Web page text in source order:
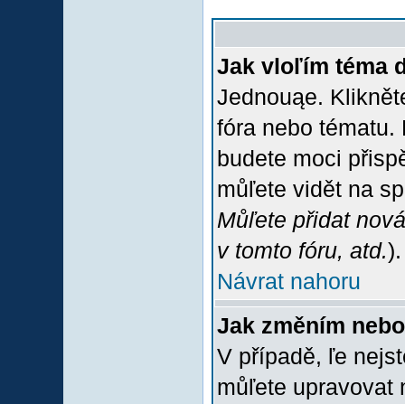
Jak vloľím téma
Jednouąe.
fóra nebo
budete moci
můľete vidět na
Můľete přidat
v tomto fóru, atd.).
Návrat nahoru
Jak změním
V případě, ľe
můľete upravovat